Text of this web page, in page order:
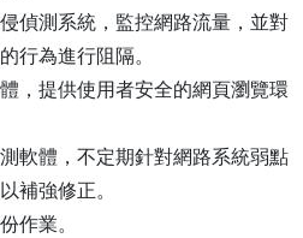
偵測系統，監控網路流量，並對
行為進行阻隔。
，提供使用者安全的網頁瀏覽環
軟體，不定期針對網路系統弱點
補強修正。
作業。